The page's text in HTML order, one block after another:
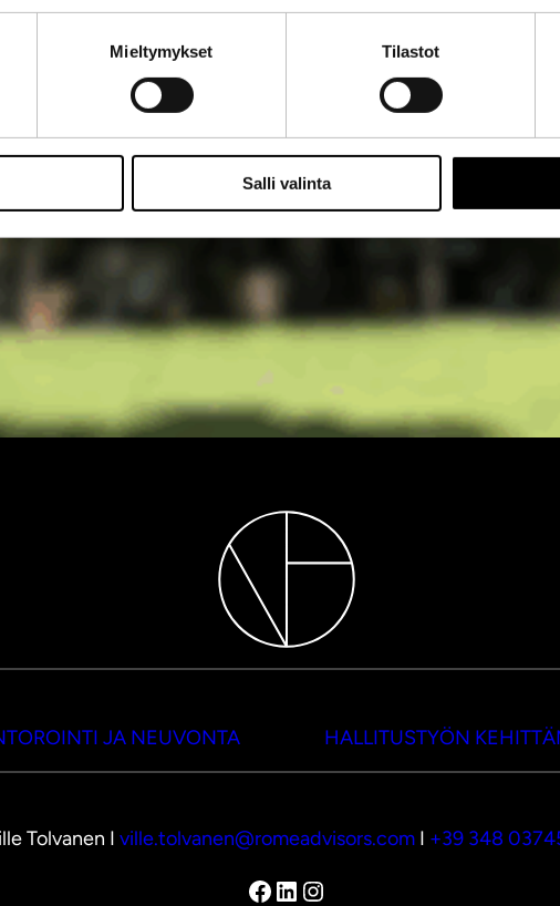
Mieltymykset Tilastot
Salli valinta
JA NEUVONTA HALLITUSTYÖN
Tolvanen I ville.tolvanen@romeadvisors.comI +39 348
Facebook
LinkedIn
Instagram